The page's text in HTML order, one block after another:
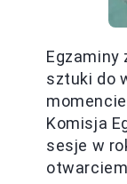
sztuki do
Komisja
sesje w